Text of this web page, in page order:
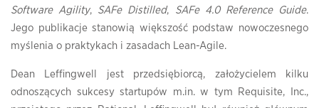
Software Agility, SAFe Distilled, SAFe 4.0 Reference Guide.
Jego publikacje stanowią większość podstaw nowoczesnego
myślenia o praktykach i zasadach Lean-Agile.
Dean Leffingwell jest przedsiębiorcą, założycielem kilku
odnoszących sukcesy startupów m.in. w tym Requisite, Inc.,